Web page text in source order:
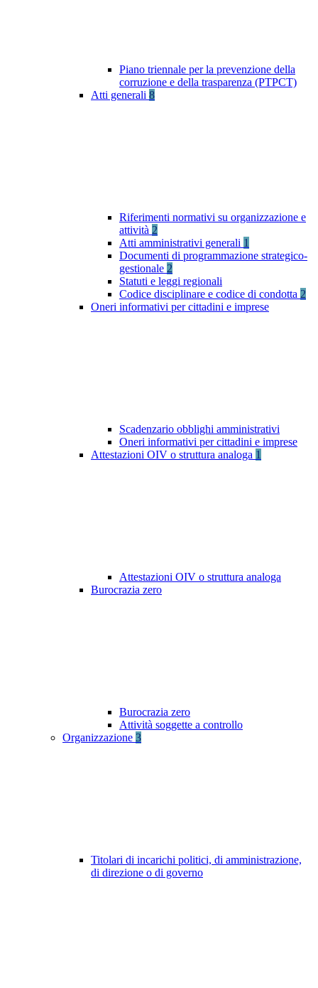
Piano triennale per la prevenzione della
corruzione e della trasparenza (PTPCT)
Atti generali 8
Riferimenti normativi su organizzazione e
attività 2
Atti amministrativi generali 1
Documenti di programmazione strategico-
gestionale 2
Statuti e leggi regionali
Codice disciplinare e codice di condotta 2
Oneri informativi per cittadini e imprese
Scadenzario obblighi amministrativi
Oneri informativi per cittadini e imprese
Attestazioni OIV o struttura analoga 1
Attestazioni OIV o struttura analoga
Burocrazia zero
Burocrazia zero
Attività soggette a controllo
Organizzazione 3
Titolari di incarichi politici, di amministrazione,
di direzione o di governo